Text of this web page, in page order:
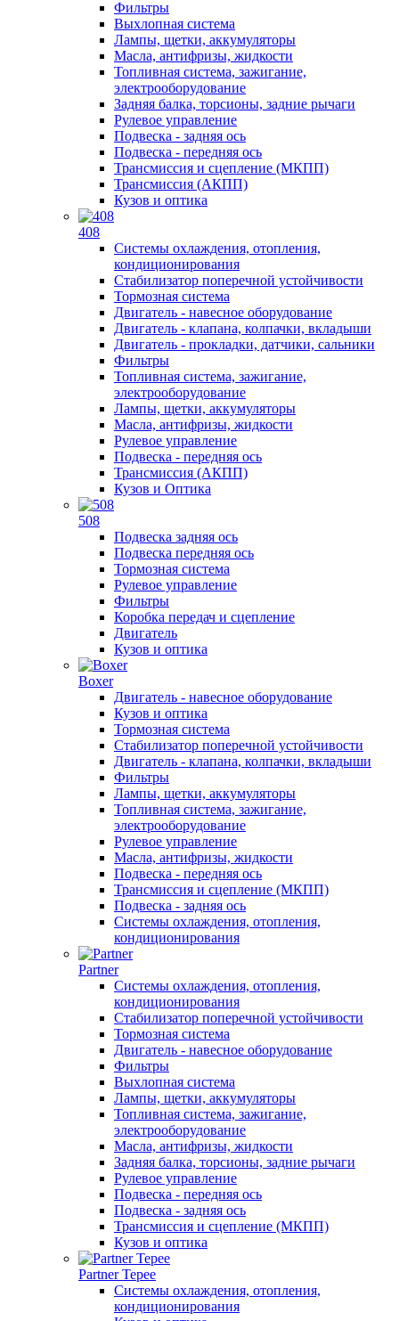
Фильтры
Выхлопная система
Лампы, щетки, аккумуляторы
Масла, антифризы, жидкости
Топливная система, зажигание,
электрооборудование
Задняя балка, торсионы, задние рычаги
Рулевое управление
Подвеска - задняя ось
Подвеска - передняя ось
Трансмиссия и сцепление (МКПП)
Трансмиссия (АКПП)
Кузов и оптика
408
Системы охлаждения, отопления,
кондиционирования
Стабилизатор поперечной устойчивости
Тормозная система
Двигатель - навесное оборудование
Двигатель - клапана, колпачки, вкладыши
Двигатель - прокладки, датчики, сальники
Фильтры
Топливная система, зажигание,
электрооборудование
Лампы, щетки, аккумуляторы
Масла, антифризы, жидкости
Рулевое управление
Подвеска - передняя ось
Трансмиссия (АКПП)
Кузов и Оптика
508
Подвеска задняя ось
Подвеска передняя ось
Тормозная система
Рулевое управление
Фильтры
Коробка передач и сцепление
Двигатель
Кузов и оптика
Boxer
Двигатель - навесное оборудование
Кузов и оптика
Тормозная система
Стабилизатор поперечной устойчивости
Двигатель - клапана, колпачки, вкладыши
Фильтры
Лампы, щетки, аккумуляторы
Топливная система, зажигание,
электрооборудование
Рулевое управление
Масла, антифризы, жидкости
Подвеска - передняя ось
Трансмиссия и сцепление (МКПП)
Подвеска - задняя ось
Системы охлаждения, отопления,
кондиционирования
Partner
Системы охлаждения, отопления,
кондиционирования
Стабилизатор поперечной устойчивости
Тормозная система
Двигатель - навесное оборудование
Фильтры
Выхлопная система
Лампы, щетки, аккумуляторы
Топливная система, зажигание,
электрооборудование
Масла, антифризы, жидкости
Задняя балка, торсионы, задние рычаги
Рулевое управление
Подвеска - передняя ось
Подвеска - задняя ось
Трансмиссия и сцепление (МКПП)
Кузов и оптика
Partner Tepee
Системы охлаждения, отопления,
кондиционирования